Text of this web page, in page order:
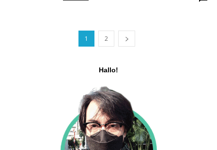
1 2
Hallo!